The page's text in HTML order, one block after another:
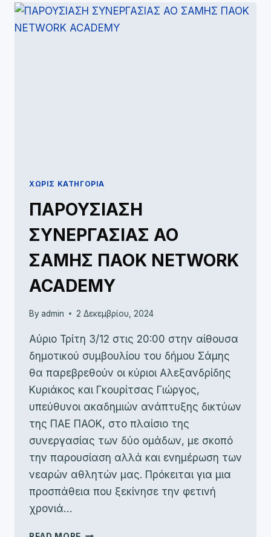
ACADEMY
ΧΩΡΊΣ ΚΑΤΗΓΟΡΊΑ
ΠΑΡΟΥΣΙΑΣΗ
ΣΥΝΕΡΓΑΣΙΑΣ ΑΟ
ΣΑΜΗΣ ΠΑΟΚ NETWORK
ACADEMY
By admin 2 Δεκεμβρίου, 2024
Αύριο Τρίτη 3/12 στις 20:00 στην αίθουσα
δημοτικού συμβουλίου του δήμου Σάμης
θα παρεβρεθούν οι κύριοι Αλεξανδρίδης
Κυριάκος και Γκουρίτσας Γιώργος,
υπεύθυνοι ακαδημιών ανάπτυξης δικτύων
της ΠΑΕ ΠΑΟΚ, στο πλαίσιο της
συνεργασίας των δύο ομάδων, με σκοπό
την παρουσίαση αλλά και ενημέρωση των
νεαρών αθλητών μας. Πρόκειται για μια
προσπάθεια που ξεκίνησε την φετινή
χρονιά…
ΠΑΡΟΥΣΙΑΣΗ